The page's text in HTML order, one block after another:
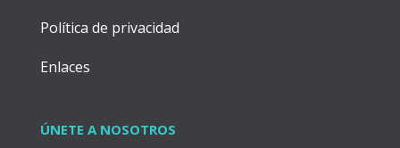
Política de privacidad
Enlaces
ÚNETE A NOSOTROS